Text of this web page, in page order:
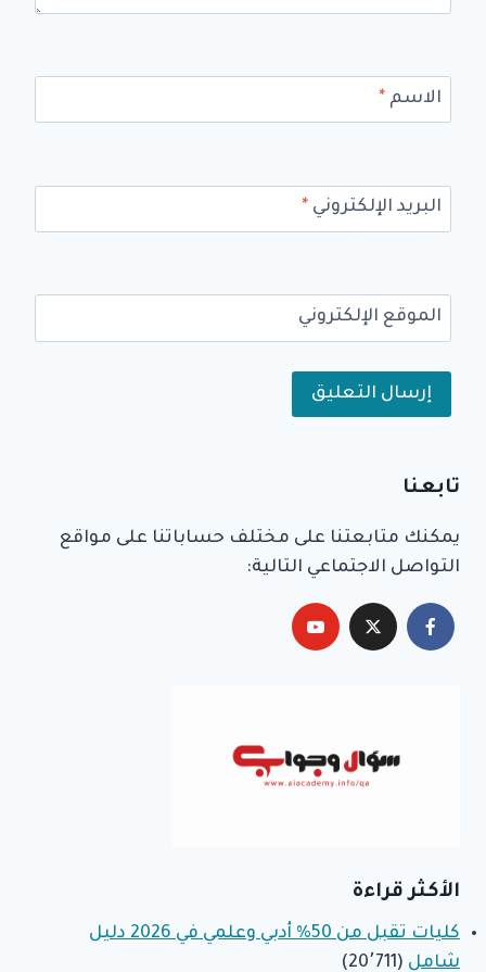
الاسم *
البريد الإلكتروني *
الموقع الإلكتروني
تابعنا
يمكنك متابعتنا على مختلف حساباتنا على مواقع
التواصل الاجتماعي التالية:
الأكثر قراءة
كليات تقبل من 50% أدبي وعلمي في 2026 دليل
شامل (20٬711)